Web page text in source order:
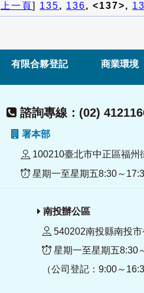
上一頁] 135, 136, <137>,
有限合夥登記 商業環境
諮詢專線：(02)
署本部
100210臺北市中正區福州
星期一至星期五8:30～
南投辦公區
540202南投縣南投
星期一至星期五8:30
（公司登記：9:00～